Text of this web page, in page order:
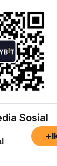
Sosial
+